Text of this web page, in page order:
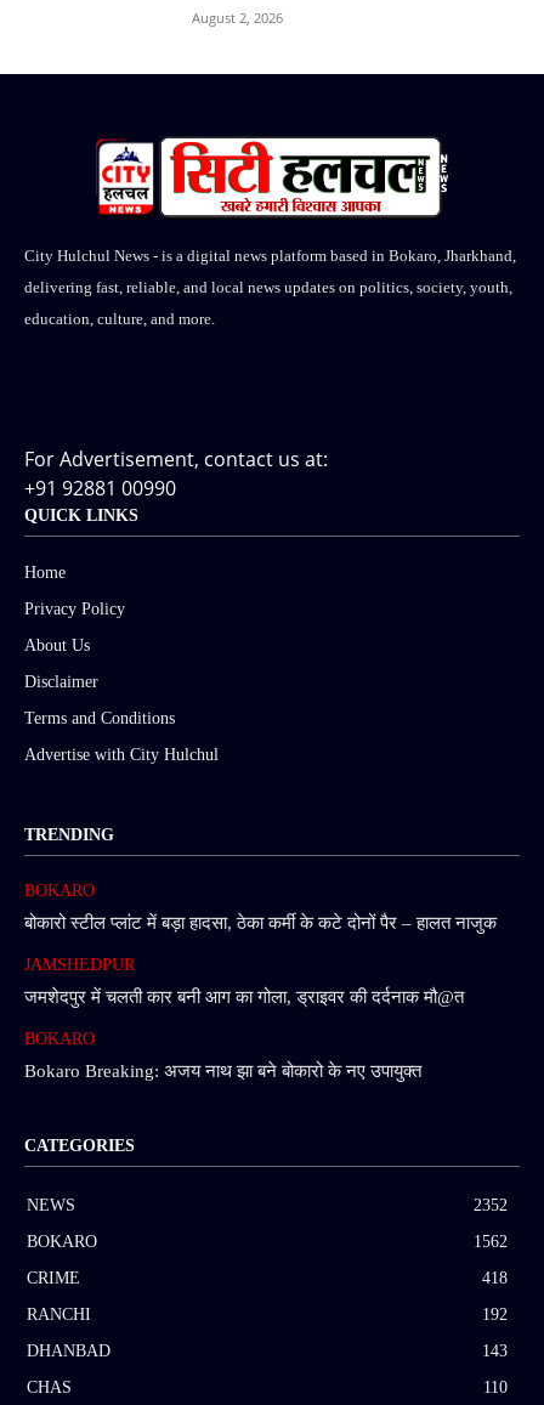
August 2, 2026
City Hulchul News - is a digital news platform based in Bokaro, Jharkhand,
delivering fast, reliable, and local news updates on politics, society, youth,
education, culture, and more.
For Advertisement, contact us at:
+91 92881 00990
QUICK LINKS
Home
Privacy Policy
About Us
Disclaimer
Terms and Conditions
Advertise with City Hulchul
TRENDING
BOKARO
बोकारो स्टील प्लांट में बड़ा हादसा, ठेका कर्मी के कटे दोनों पैर – हालत नाजुक
JAMSHEDPUR
जमशेदपुर में चलती कार बनी आग का गोला, ड्राइवर की दर्दनाक मौ@त
BOKARO
Bokaro Breaking: अजय नाथ झा बने बोकारो के नए उपायुक्त
CATEGORIES
NEWS
2352
BOKARO
1562
CRIME
418
RANCHI
192
DHANBAD
143
CHAS
110